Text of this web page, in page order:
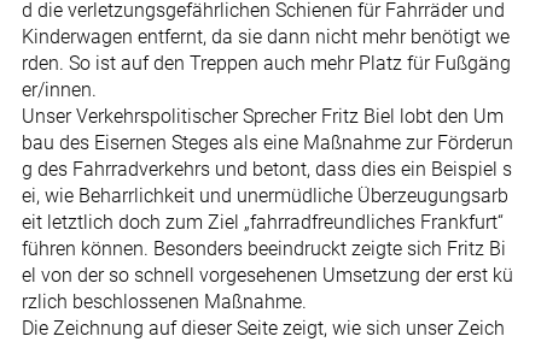
d die verletzungsgefährlichen Schienen für Fahrräder und
Kinderwagen entfernt, da sie dann nicht mehr benötigt we
rden. So ist auf den Treppen auch mehr Platz für Fußgäng
er/innen.
Unser Verkehrspolitischer Sprecher Fritz Biel lobt den Um
bau des Eisernen Steges als eine Maßnahme zur Förderun
g des Fahrradverkehrs und betont, dass dies ein Beispiel s
ei, wie Beharrlichkeit und unermüdliche Überzeugungsarb
eit letztlich doch zum Ziel „fahrradfreundliches Frankfurt“
führen können. Besonders beeindruckt zeigte sich Fritz Bi
el von der so schnell vorgesehenen Umsetzung der erst kü
rzlich beschlossenen Maßnahme.
Die Zeichnung auf dieser Seite zeigt, wie sich unser Zeich